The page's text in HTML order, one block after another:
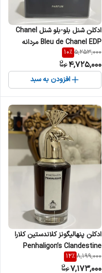
ادکلن شنل بلو-بلو شنل Chanel
Bleu de Chanel EDP مردانه
5,253,000
10%
4,725,000
افزودن به سبد
ادکلن پنهالیگونز کلاندستین کلارا
Penhaligon’s Clandestine
Clara زنانه
8,199,000
12%
7,173,000